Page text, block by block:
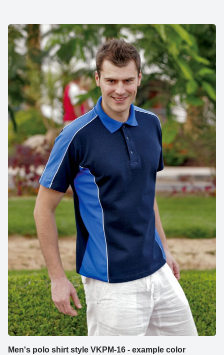
Men's polo shirt style VKPM-16 - example color